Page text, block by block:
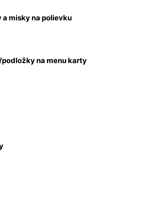
a misky na polievku
na menu karty